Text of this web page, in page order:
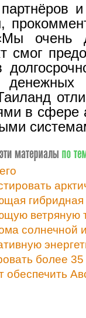
и
очень
смог
денежных
в сфере
гибридная
ветряную
солнечной
более